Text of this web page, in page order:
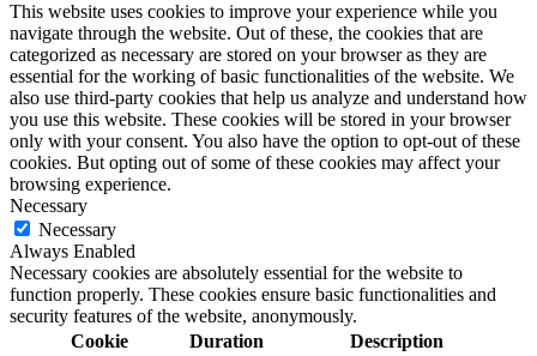
This website uses cookies to improve your experience while you
navigate through the website. Out of these, the cookies that are
categorized as necessary are stored on your browser as they are
essential for the working of basic functionalities of the website. We
also use third-party cookies that help us analyze and understand how
you use this website. These cookies will be stored in your browser
only with your consent. You also have the option to opt-out of these
cookies. But opting out of some of these cookies may affect your
browsing experience.
Necessary
Necessary
Always Enabled
Necessary cookies are absolutely essential for the website to
function properly. These cookies ensure basic functionalities and
security features of the website, anonymously.
Cookie
Duration Description